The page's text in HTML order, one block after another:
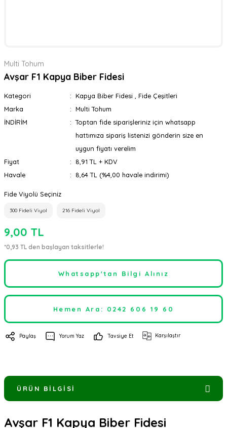
Multi Tohum
Avşar F1 Kapya Biber Fidesi
Kategori Kapya Biber Fidesi
Fide Çeşitleri
Marka
Multi Tohum
İNDİRİM
Toptan fide siparişleriniz için whatsapp
hattımıza sipariş listenizi gönderin size en
uygun fiyatı verelim
Fiyat
8,91 TL + KDV
Havale
8,64 TL (%4,00 havale indirimi)
Fide Viyolü Seçiniz
300 Fideli Viyol 216 Fideli Viyol
9,00 TL
*0,93 TL den başlayan taksitlerle!
Whatsapp'tan Bilgi Alınız
Hemen Ara: 0242 606 19 60
Paylaş Yorum Yaz Tavsiye Et Karşılaştır
ÜRÜN BILGISI
Avşar F1 Kapya Biber Fidesi